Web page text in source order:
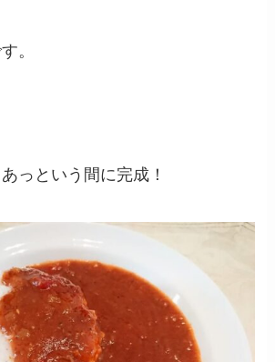
。
っという間に完成！